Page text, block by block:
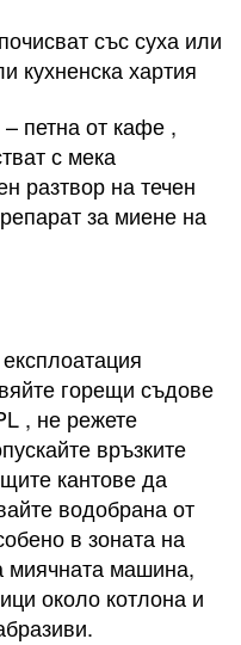
със суха или
кухненска хартия
петна от кафе ,
с мека
разтвор на течен
за миене на
горещи съдове
, не режете
връзките
кантове да
водобрана от
в зоната на
миячната машина,
около котлона и